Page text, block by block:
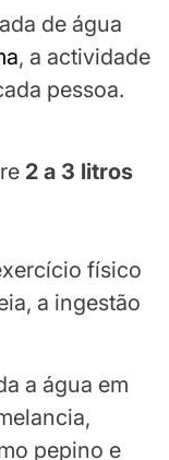
de água
, a actividade
pessoa.
2 a 3 litros
físico
a ingestão
a água em
pepino e